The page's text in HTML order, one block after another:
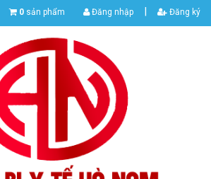
0 sản phẩm Đăng nhập | Đăng ký